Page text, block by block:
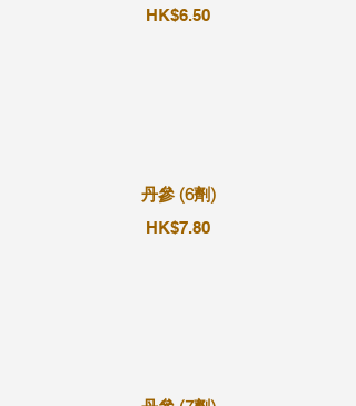
HK$6.50
丹參 (6劑)
HK$7.80